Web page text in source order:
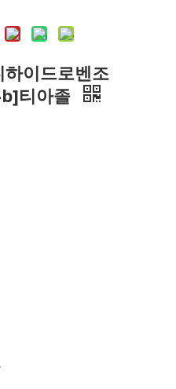
이드로벤조
티아졸